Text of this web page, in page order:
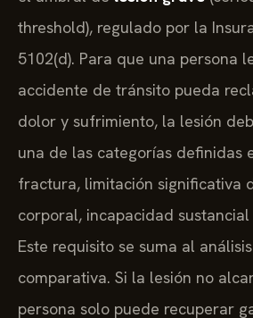
threshold), regulado por la
5102(d). Para que una persona
accidente de tránsito pueda
dolor y sufrimiento, la lesión
una de las categorías definidas
fractura, limitación significativa
corporal, incapacidad
Este requisito se suma al
comparativa. Si la lesión no
persona solo puede recuperar